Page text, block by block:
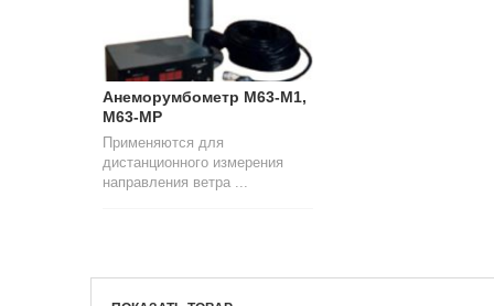
Анеморумбометр М63-М1,
М63-МР
Применяются для
дистанционного измерения
направления ветра ...